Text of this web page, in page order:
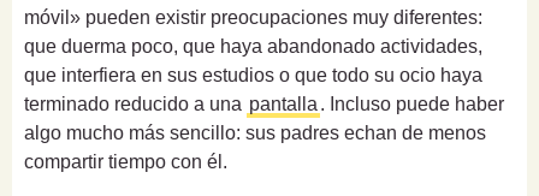
móvil» pueden existir preocupaciones muy diferentes:
que duerma poco, que haya abandonado actividades,
que interfiera en sus estudios o que todo su ocio haya
terminado reducido a una pantalla . Incluso puede haber
algo mucho más sencillo: sus padres echan de menos
compartir tiempo con él.